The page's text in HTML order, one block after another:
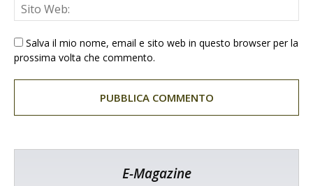
Salva il mio nome, email e sito web in questo browser per la
prossima volta che commento.
E-Magazine